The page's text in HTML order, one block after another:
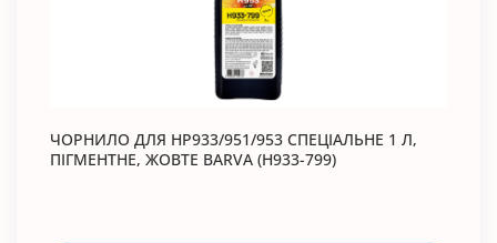
ЧОРНИЛО ДЛЯ HP933/951/953 СПЕЦІАЛЬНЕ 1 Л,
ПІГМЕНТНЕ, ЖОВТЕ BARVA (H933-799)